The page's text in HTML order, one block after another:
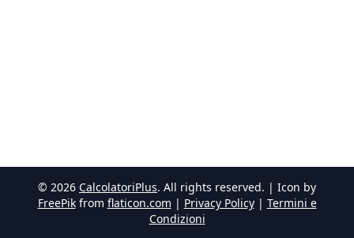
© 2026 CalcolatoriPlus. All rights reserved. | Icon by
FreePik from flaticon.com | Privacy Policy| Termini e
Condizioni